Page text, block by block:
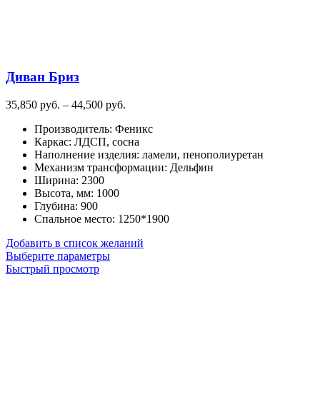
Диван Бриз
35,850 руб. – 44,500 руб.
35,850
руб.
–
44,500
Производитель: Феникс
Каркас: ЛДСП, сосна
Наполнение изделия: ламели, пенополиуретан
Механизм трансформации: Дельфин
Ширина: 2300
Высота, мм: 1000
Глубина: 900
Спальное место: 1250*1900
Добавить в список желаний
Выберите параметрыЭтот
Быстрый просмотр